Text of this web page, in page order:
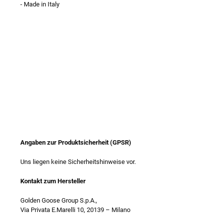
- Made in Italy
Angaben zur Produktsicherheit (GPSR)
Uns liegen keine Sicherheitshinweise vor.
Kontakt zum Hersteller
Golden Goose Group S.p.A.,
Via Privata E.Marelli 10, 20139 – Milano